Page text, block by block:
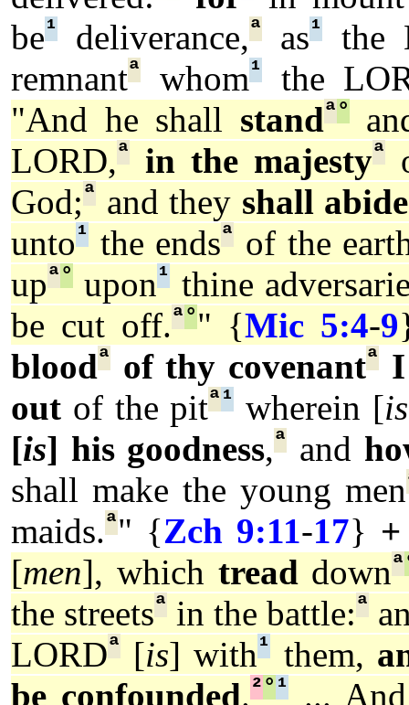
be¹ deliverance,ª as¹
the
remnantª whom¹the
"And he shall standª°
LORD,ª in the majestyª
God;ª and they shall abide
unto¹ the endsª of the
upª° upon¹ thine
be cut off.ª°" {Mic 5:4-9
bloodª of thy covenantª
out of the pitª¹ wherein [is
[is] his goodness,ª and
shall make the young men
maids.ª" {Zch 9:11-17} +
[men], which tread downª
the streetsª in the battle:ª
LORDª [is] with¹ them,
be confounded.²° ¹
...